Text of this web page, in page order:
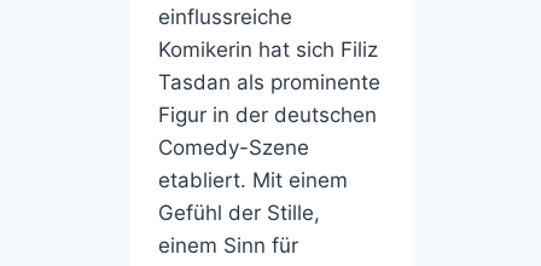
einflussreiche
Komikerin hat sich Filiz
Tasdan als prominente
Figur in der deutschen
Comedy-Szene
etabliert. Mit einem
Gefühl der Stille,
einem Sinn für